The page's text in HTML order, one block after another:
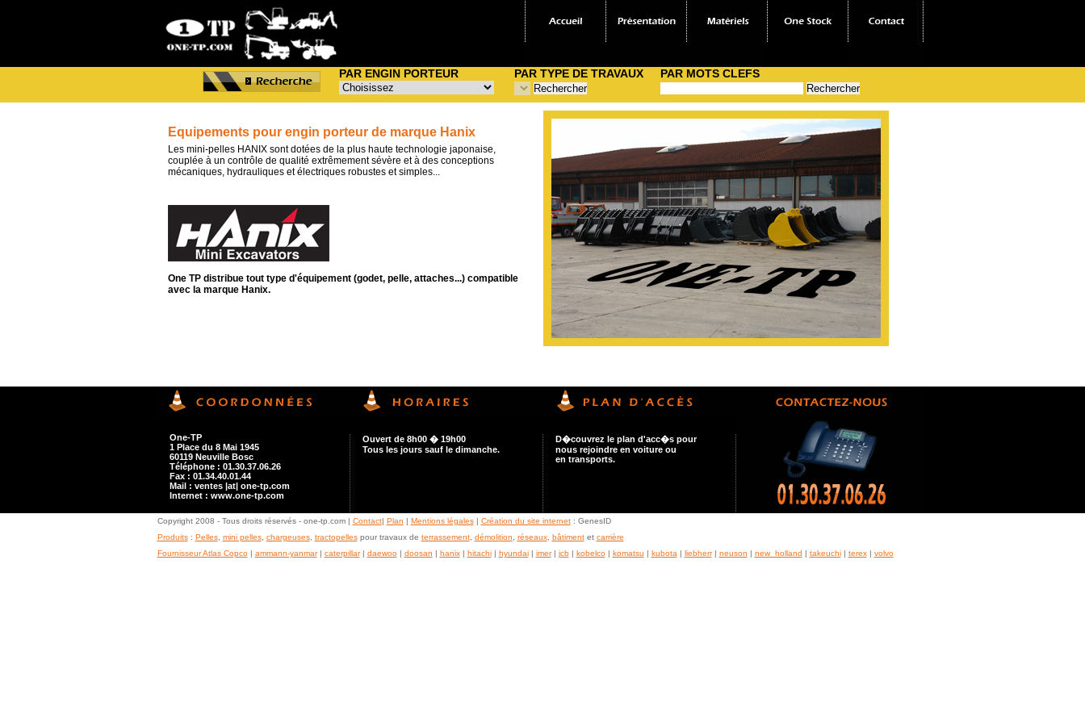
PAR ENGIN PORTEUR PAR TYPE DE TRAVAUX PAR MOTS CLEFS
Equipements pour engin porteur de marque Hanix
Les mini-pelles HANIX sont dotées de la plus haute technologie japonaise,
couplée à un contrôle de qualité extrêmement sévère et à des conceptions
mécaniques, hydrauliques et électriques robustes et simples...
One TP distribue tout type d'équipement (godet, pelle, attaches...) compatible
avec la marque Hanix.
One-TP
1 Place du 8 Mai 1945
60119 Neuville Bosc
Téléphone : 01.30.37.06.26
Fax : 01.34.40.01.44
Mail : ventes |at| one-tp.com
Internet : www.one-tp.com
Ouvert de 8h00 � 19h00
Tous les jours sauf le dimanche.
D�couvrez le plan d'acc�s pour
nous rejoindre en voiture ou
en transports.
Copyright 2008 - Tous droits réservés - one-tp.com | Contact| Plan | Mentions légales| Création du site internet: GenesID
Produits: Pelles, mini pelles, chargeuses, tractopellespour travaux de terrassement, démolition réseaux, bâtimentet carrière
Fournisseur Atlas Copco| ammann-yanmar| caterpillar| daewoo| doosan | hanix| hitachi| hyundai| imer| jcb| kobelco| komatsu | kubota | liebherr| neuson | new_holland | takeuchi| terex| volvo